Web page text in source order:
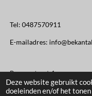
Deze website gebruikt
doeleinden en/of het
Tel: 0487570911
E-mailadres:
Rooysestraat 4
6621AM Dreumel